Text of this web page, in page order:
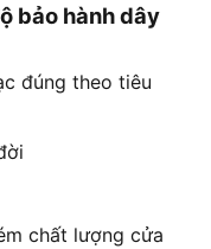
bảo hành dây
đúng theo tiêu
chất lượng cửa